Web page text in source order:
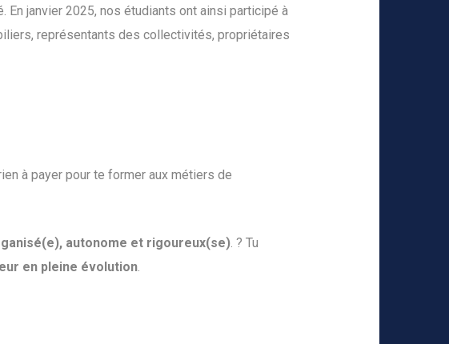
En janvier 2025, nos étudiants ont ainsi participé à
représentants des collectivités, propriétaires
rien à payer pour te former aux métiers de
autonome et rigoureux(se). ? Tu
en pleine évolution.